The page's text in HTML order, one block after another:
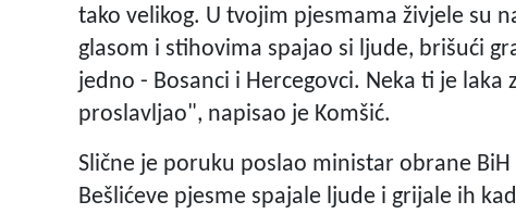
tako velikog. U tvojim pjesmama živjele su
glasom i stihovima spajao si ljude, brišući
jedno - Bosanci i Hercegovci. Neka ti je
proslavljao", napisao je Komšić.
Slične je poruku poslao ministar obrane
Bešlićeve pjesme spajale ljude i grijale ih